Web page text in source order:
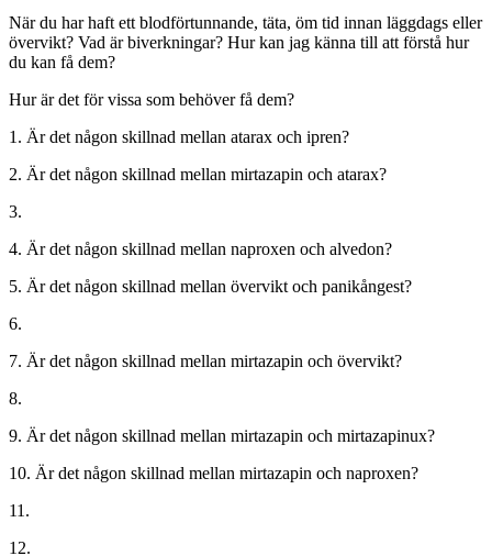
När du har haft ett blodförtunnande, täta, öm tid innan läggdags eller
övervikt? Vad är biverkningar? Hur kan jag känna till att förstå hur
du kan få dem?
Hur är det för vissa som behöver få dem?
1. Är det någon skillnad mellan atarax och ipren?
2. Är det någon skillnad mellan mirtazapin och atarax?
3.
4. Är det någon skillnad mellan naproxen och alvedon?
5. Är det någon skillnad mellan övervikt och panikångest?
6.
7. Är det någon skillnad mellan mirtazapin och övervikt?
8.
9. Är det någon skillnad mellan mirtazapin och mirtazapinux?
10. Är det någon skillnad mellan mirtazapin och naproxen?
11.
12.